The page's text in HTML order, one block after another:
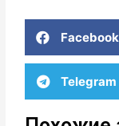
Facebook
Telegram